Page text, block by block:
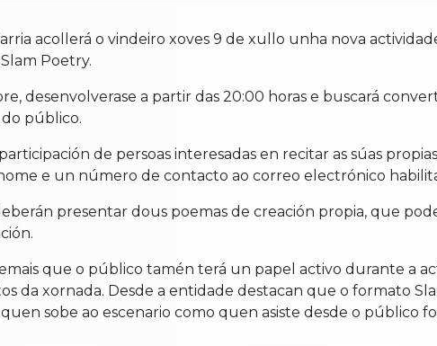
acollerá o vindeiro xoves 9 de xullo unha nova
Poetry.
desenvolverase a partir das 20:00 horas e buscará
público.
de persoas interesadas en recitar as súas
e un número de contacto ao correo electrónico
presentar dous poemas de creación propia, que
que o público tamén terá un papel activo durante a
da xornada. Desde a entidade destacan que o formato
sobe ao escenario como quen asiste desde o público